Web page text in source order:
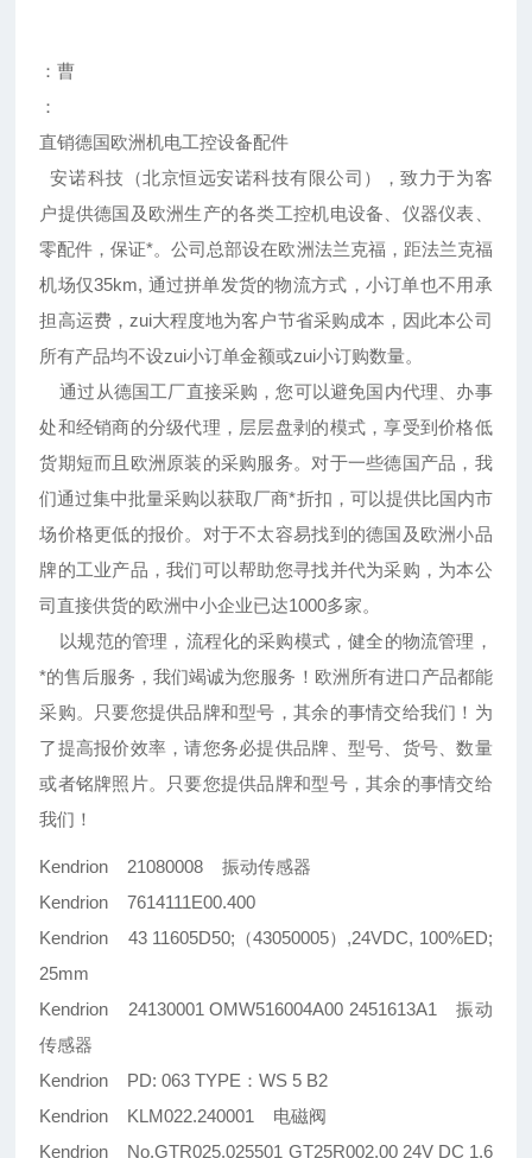
：曹
：
直销德国欧洲机电工控设备配件
安诺科技（北京恒远安诺科技有限公司），致力于为客
户提供德国及欧洲生产的各类工控机电设备、仪器仪表、
零配件，保证*。公司总部设在欧洲法兰克福，距法兰克福
机场仅35km, 通过拼单发货的物流方式，小订单也不用承
担高运费，zui大程度地为客户节省采购成本，因此本公司
所有产品均不设zui小订单金额或zui小订购数量。
通过从德国工厂直接采购，您可以避免国内代理、办事
处和经销商的分级代理，层层盘剥的模式，享受到价格低
货期短而且欧洲原装的采购服务。对于一些德国产品，我
们通过集中批量采购以获取厂商*折扣，可以提供比国内市
场价格更低的报价。对于不太容易找到的德国及欧洲小品
牌的工业产品，我们可以帮助您寻找并代为采购，为本公
司直接供货的欧洲中小企业已达1000多家。
以规范的管理，流程化的采购模式，健全的物流管理，
*的售后服务，我们竭诚为您服务！欧洲所有进口产品都能
采购。只要您提供品牌和型号，其余的事情交给我们！为
了提高报价效率，请您务必提供品牌、型号、货号、数量
或者铭牌照片。只要您提供品牌和型号，其余的事情交给
我们！
Kendrion 21080008 振动传感器
Kendrion 7614111E00.400
Kendrion 43 11605D50;（43050005）,24VDC, 100%ED;
25mm
Kendrion 24130001 OMW516004A00 2451613A1 振动
传感器
Kendrion PD: 063 TYPE：WS 5 B2
Kendrion KLM022.240001 电磁阀
Kendrion No.GTR025.025501 GT25R002.00 24V DC 1,6